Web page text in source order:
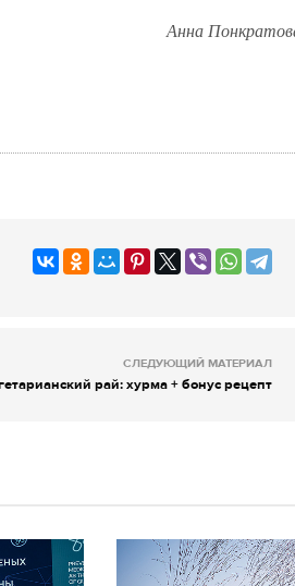
Анна
СЛЕДУЮЩИЙ МАТЕРИАЛ
рай: хурма + бонус рецепт